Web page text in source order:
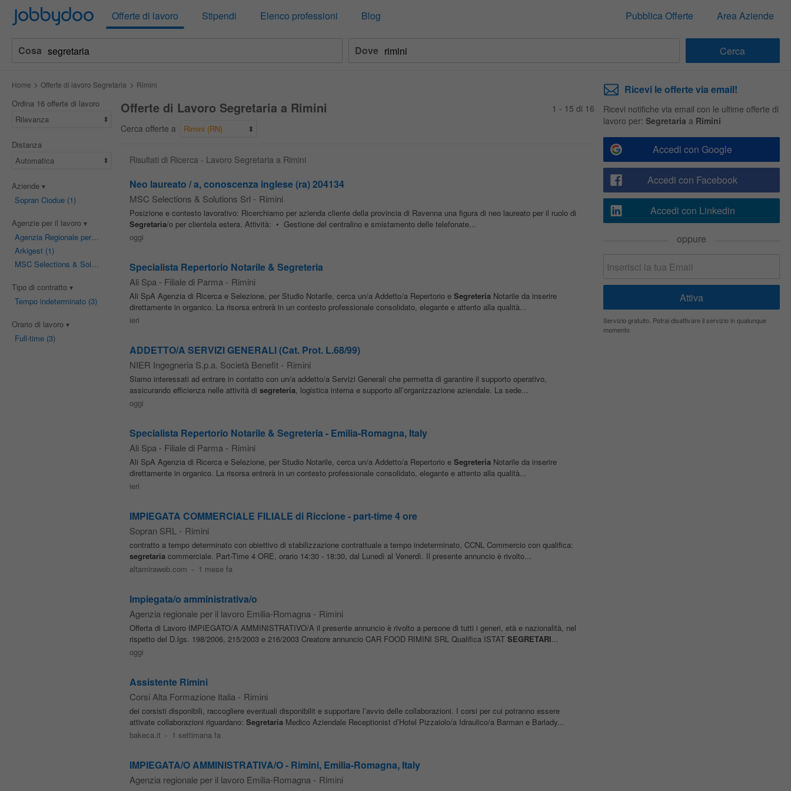
Jobbydoo Offerte di lavoro Stipendi Elenco professioni Blog Pubblica Offerte Area Aziende
Cosa Dove
Home Offerte di lavoro Segretaria Rimini
Ordina 16 offerte di lavoro
Rilevanza
Distanza
Automatica
Aziende
Sopran Ciodue(1)
Agenzie per il lavoro
Agenzia Regionale per il Lavoro
(3)
Arkigest(1)
MSC Selections & Solutions
Tipo di contratto
Tempo indeterminato(3)
Orario di lavoro
Full-time(3)
Offerte di Lavoro Segretaria a Rimini
Cerca offerte a Rimini (RN)
1 - 15 di 16
Risultati di Ricerca - Lavoro Segretaria a Rimini
Neo laureato / a, conoscenza inglese (ra) 204134
MSC Selections & Solutions Srl - Rimini
Posizione e contesto lavorativo: Ricerchiamo per azienda cliente della provincia di Ravenna una figura di neo laureato per il ruolo di
Segretaria/o per clientela estera. Attività: • Gestione del centralino e smistamento delle telefonate...
oggi
Specialista Repertorio Notarile & Segreteria
Ali Spa - Filiale di Parma - Rimini
Ali SpA Agenzia di Ricerca e Selezione, per Studio Notarile, cerca un/a Addetto/a Repertorio e SegreteriaNotarile da inserire
direttamente in organico. La risorsa entrerà in un contesto professionale consolidato, elegante e attento alla qualità...
ieri
ADDETTO/A SERVIZI GENERALI (Cat. Prot. L.68/99)
NIER Ingegneria S.p.a. Società Benefit - Rimini
Siamo interessati ad entrare in contatto con un/a addetto/a Servizi Generali che permetta di garantire il supporto operativo,
assicurando efficienza nelle attività di segreteria, logistica interna e supporto all’organizzazione aziendale. La sede...
oggi
Specialista Repertorio Notarile & Segreteria - Emilia-Romagna, Italy
Ali Spa - Filiale di Parma - Rimini
Ali SpA Agenzia di Ricerca e Selezione, per Studio Notarile, cerca un/a Addetto/a Repertorio e SegreteriaNotarile da inserire
direttamente in organico. La risorsa entrerà in un contesto professionale consolidato, elegante e attento alla qualità...
ieri
IMPIEGATA COMMERCIALE FILIALE di Riccione - part-time 4 ore
Sopran SRL - Rimini
contratto a tempo determinato con obiettivo di stabilizzazione contrattuale a tempo indeterminato, CCNL Commercio con qualifica:
segretariacommerciale. Part-Time 4 ORE, orario 14:30 - 18:30, dal Lunedì al Venerdì. Il presente annuncio è rivolto...
altamiraweb.com - 1 mese fa
Impiegata/o amministrativa/o
Agenzia regionale per il lavoro Emilia-Romagna - Rimini
Offerta di Lavoro IMPIEGATO/A AMMINISTRATIVO/A il presente annuncio è rivolto a persone di tutti i generi, età e nazionalità, nel
rispetto del D.lgs. 198/2006, 215/2003 e 216/2003 Creatore annuncio CAR FOOD RIMINI SRL Qualifica ISTAT SEGRETARI...
oggi
Assistente Rimini
Corsi Alta Formazione Italia - Rimini
dei corsisti disponibili, raccogliere eventuali disponibilit e supportare l’avvio delle collaborazioni. I corsi per cui potranno essere
attivate collaborazioni riguardano: SegretariaMedico Aziendale Receptionist d’Hotel Pizzaiolo/a Idraulico/a Barman e Barlady...
bakeca.it - 1 settimana fa
IMPIEGATA/O AMMINISTRATIVA/O - Rimini, Emilia-Romagna, Italy
Agenzia regionale per il lavoro Emilia-Romagna - Rimini
Ricevi le offerte via email!
Ricevi notifiche via email con le ultime offerte di
lavoro per: Segretaria a Rimini
Accedi con Google
Accedi con Facebook
Accedi con Linkedin
oppure
Servizio gratuito. Potrai disattivare il servizio in qualunque
momento